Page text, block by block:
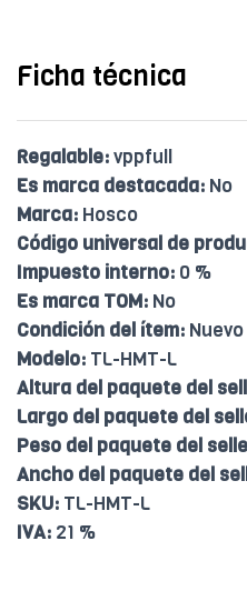
Ficha técnica
Regalable:vppfull
Es marca destacada: No
Marca: Hosco
Código universal de
Impuesto interno: 0 %
Es marca TOM: No
Condición del ítem: Nuevo
Modelo: TL-HMT-L
Altura del paquete del
Largo del paquete del
Peso del paquete del
Ancho del paquete del
SKU: TL-HMT-L
IVA: 21 %